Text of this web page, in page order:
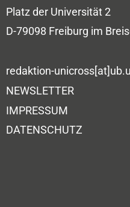
Platz der Universität 2
D-79098 Freiburg im
redaktion-
NEWSLETTER
IMPRESSUM
DATENSCHUTZ